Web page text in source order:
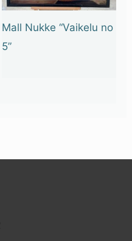
Mall Nukke “Vaikelu no
5”